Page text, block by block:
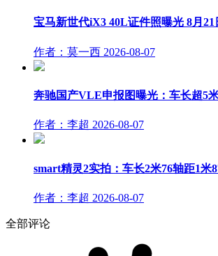
宝马新世代iX3 40L证件照曝光 8月21
作者：莫一西 2026-08-07
奔驰国产VLE申报图曝光：车长超5
作者：李超 2026-08-07
smart精灵2实拍：车长2米76轴距1米
作者：李超 2026-08-07
全部评论